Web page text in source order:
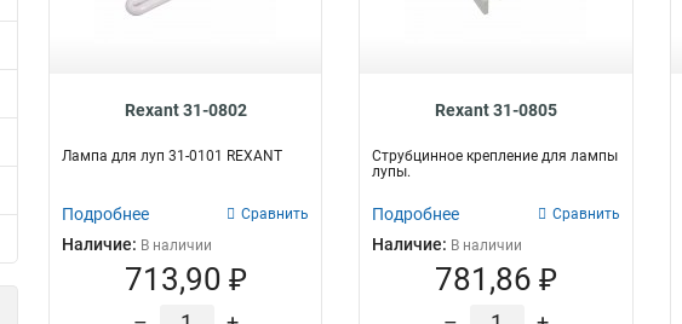
Rexant 31-0802
Лампа для луп 31-0101 REXANT
Подробнее Сравнить
Наличие: В наличии
713,90 ₽
Rexant 31-0805
Струбцинное крепление для лампы
лупы.
Подробнее Сравнить
Наличие: В наличии
781,86 ₽